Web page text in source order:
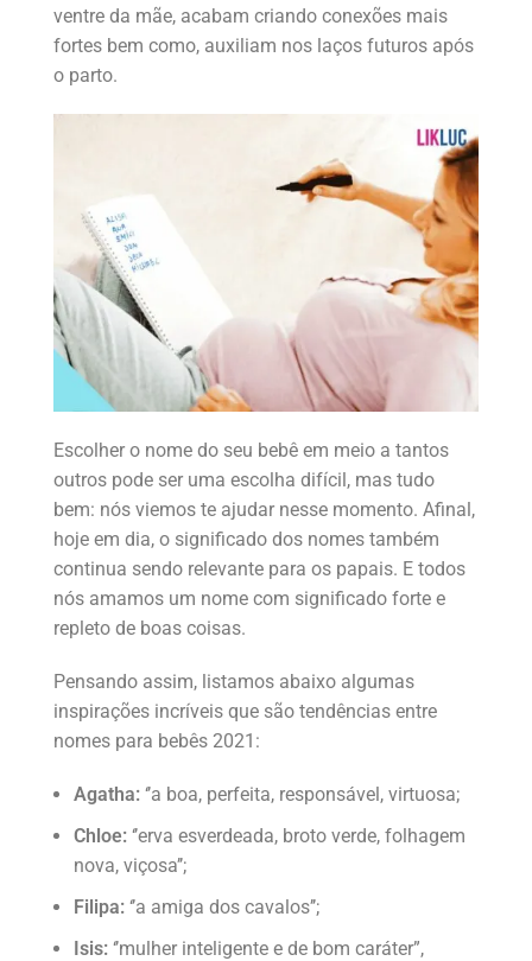
ventre da mãe, acabam criando conexões mais
fortes bem como, auxiliam nos laços futuros após
o parto.
Escolher o nome do seu bebê em meio a tantos
outros pode ser uma escolha difícil, mas tudo
bem: nós viemos te ajudar nesse momento. Afinal,
hoje em dia, o significado dos nomes também
continua sendo relevante para os papais. E todos
nós amamos um nome com significado forte e
repleto de boas coisas.
Pensando assim, listamos abaixo algumas
inspirações incríveis que são tendências entre
nomes para bebês 2021:
Agatha: ‘’a boa, perfeita, responsável, virtuosa;
Chloe: ‘’erva esverdeada, broto verde, folhagem
nova, viçosa’’;
Filipa: ‘’a amiga dos cavalos’’;
Isis: ‘’mulher inteligente e de bom caráter”,